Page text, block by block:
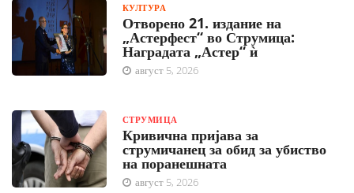
КУЛТУРА
Отворено 21. издание на
„Астерфест“ во Струмица:
Наградата „Астер“ ѝ
август 5, 2026
СТРУМИЦА
Кривична пријава за
струмичанец за обид за убиство
на поранешната
август 5, 2026